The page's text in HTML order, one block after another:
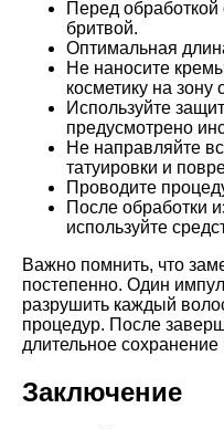
Перед обработкой
бритвой.
Оптимальная
Не наносите
косметику на зону
Используйте
предусмотрено
Не направляйте
татуировки и
Проводите
После обработки
используйте
Важно помнить, что
постепенно. Один
разрушить каждый
процедур. После
длительное сохранение
Заключение